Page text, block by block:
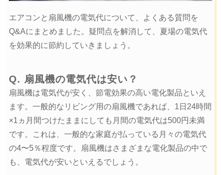
エアコンと扇風機の電気代について、よくある質問を
Q&Aにまとめました。疑問点を解消して、夏場の電気代
を効果的に節約していきましょう。
Q. 扇風機の電気代は安い？
扇風機は電気代が安く、節電効果の高い電化製品といえ
ます。一般的なリビング用の扇風機であれば、1日24時間
×1ヵ月間つけたままにしても月間の電気代は500円未満
です。これは、一般的な家庭が払っている月々の電気代
の4〜5％程度です。扇風機はさまざまな電化製品の中で
も、電気代が安いといえるでしょう。